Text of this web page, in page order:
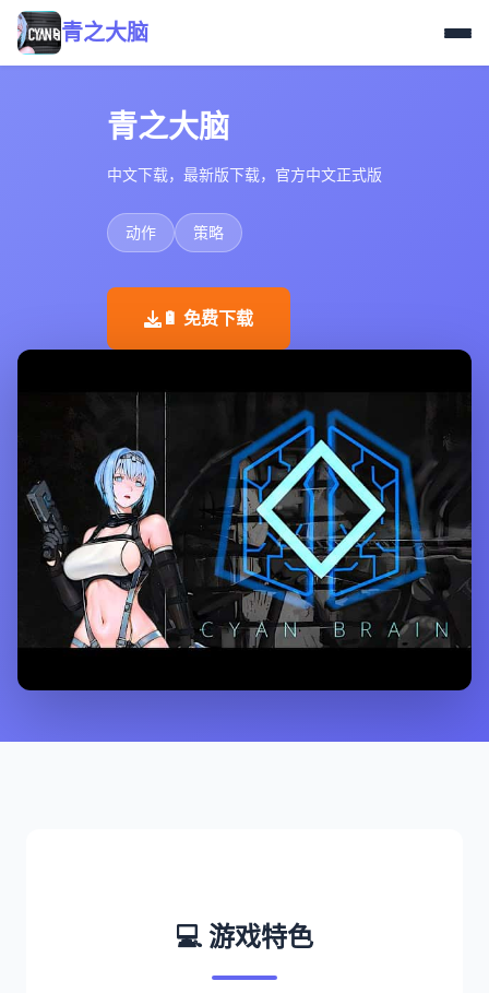
青之大脑
青之大脑
中文下载，最新版下载，官方中文正式版
动作 策略
🔋 免费下载
💻 游戏特色